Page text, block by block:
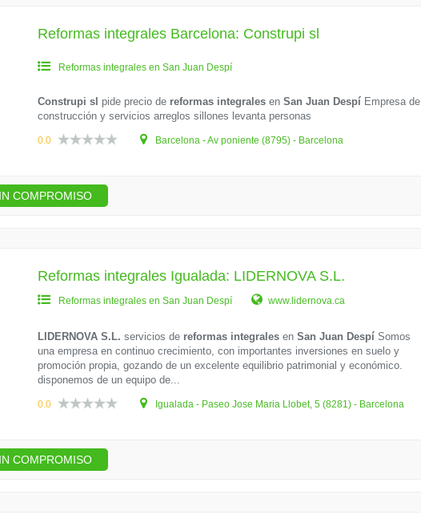
Reformas integrales Barcelona: Construpi sl
Reformas integrales en San Juan Despí
Construpi sl pide precio de reformas integrales enSan Juan Despí Empresa de
construcción y servicios arreglos sillones levanta personas
0.0 Barcelona - Av poniente (8795) - Barcelona
COMPROMISO
Reformas integrales Igualada: LIDERNOVA S.L.
Reformas integrales en San Juan Despí www.lidernova.ca
LIDERNOVA S.L. servicios de reformas integrales enSan Juan Despí Somos
una empresa en continuo crecimiento, con importantes inversiones en suelo y
promoción propia, gozando de un excelente equilibrio patrimonial y económico.
disponemos de un equipo de...
0.0 Igualada - Paseo Jose Maria Llobet, 5 (8281) - Barcelona
COMPROMISO